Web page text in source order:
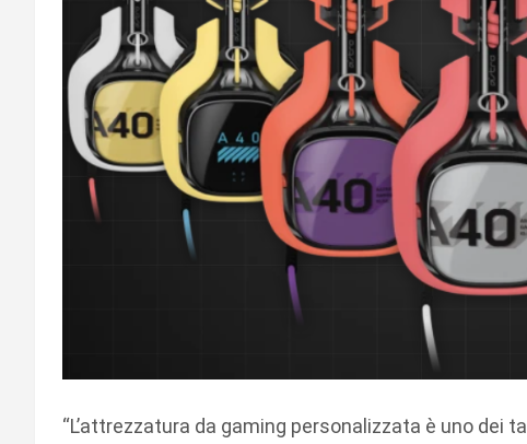
“L’attrezzatura da gaming personalizzata è uno